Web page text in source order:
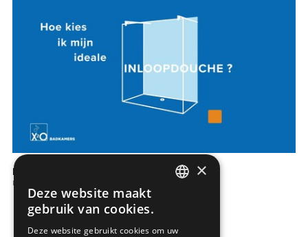
Hoe kies ik een inloopdouche?
De badkamer
×
Deze website maakt
gebruik van cookies.
Deze website gebruikt cookies om uw